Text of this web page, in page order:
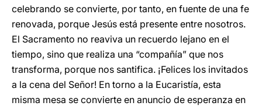
celebrando se convierte, por tanto, en fuente de una fe
renovada, porque Jesús está presente entre nosotros.
El Sacramento no reaviva un recuerdo lejano en el
tiempo, sino que realiza una “compañía” que nos
transforma, porque nos santifica. ¡Felices los invitados
a la cena del Señor! En torno a la Eucaristía, esta
misma mesa se convierte en anuncio de esperanza en